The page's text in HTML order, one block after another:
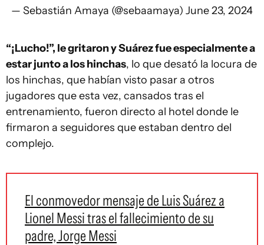
— Sebastián Amaya (@sebaamaya) June 23, 2024
“¡Lucho!”, le gritaron y Suárez fue especialmente a
estar junto a los hinchas, lo que desató la locura de
los hinchas, que habían visto pasar a otros
jugadores que esta vez, cansados tras el
entrenamiento, fueron directo al hotel donde le
firmaron a seguidores que estaban dentro del
complejo.
El conmovedor mensaje de Luis Suárez a
Lionel Messi tras el fallecimiento de su
padre, Jorge Messi